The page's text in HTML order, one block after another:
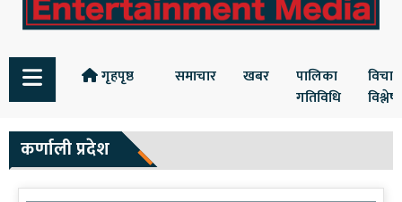
गृहपृष्ठ समाचार खबर
पालिका
गतिविधि
कर्णाली प्रदेश